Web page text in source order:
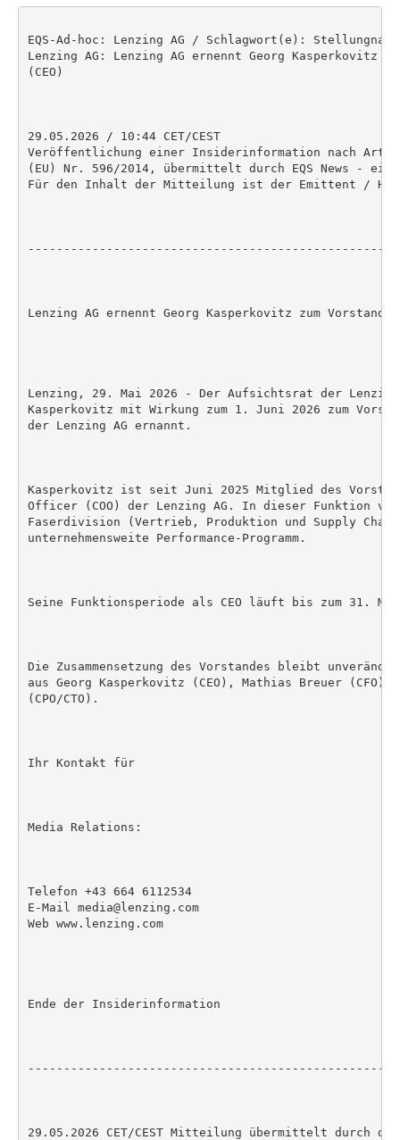
EQS-Ad-hoc: Lenzing AG / Schlagwort(e):
Lenzing AG: Lenzing AG ernennt Georg Kasperkovitz
(CEO)
29.05.2026 / 10:44 CET/CEST
Veröffentlichung einer Insiderinformation nach
(EU) Nr. 596/2014, übermittelt durch EQS News - ein
Für den Inhalt der Mitteilung ist der Emittent /
Lenzing AG ernennt Georg Kasperkovitz zum
Lenzing, 29. Mai 2026 - Der Aufsichtsrat der Lenzing
Kasperkovitz mit Wirkung zum 1. Juni 2026 zum
der Lenzing AG ernannt.
Kasperkovitz ist seit Juni 2025 Mitglied des
Officer (COO) der Lenzing AG. In dieser Funktion
Faserdivision (Vertrieb, Produktion und Supply
unternehmensweite Performance-Programm.
Seine Funktionsperiode als CEO läuft bis zum 31.
Die Zusammensetzung des Vorstandes bleibt
aus Georg Kasperkovitz (CEO), Mathias Breuer
(CPO/CTO).
Ihr Kontakt für
Media Relations:
Telefon +43 664 6112534
E-Mail media@lenzing.com
Web www.lenzing.com
Ende der Insiderinformation
29.05.2026 CET/CEST Mitteilung übermittelt durch die